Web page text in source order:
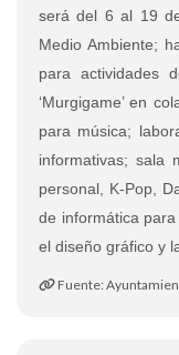
será del 6 al 19
Medio Ambiente;
para actividades
‘Murgigame’ en
para música;
informativas; sala
personal, K-Pop,
de informática
el diseño gráfico y
Fuente: